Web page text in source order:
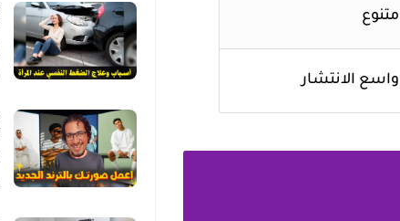
متنوع
واسع الانتشار